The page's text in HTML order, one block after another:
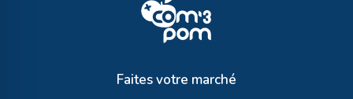
Faites votre marché